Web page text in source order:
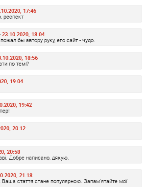
17:46
респект
23.10.2020, 18:04
бы автору руку, его сайт - чудо.
18:56
по темі?
19:04
19:42
20:12
20:58
Добре написано, дякую.
21:18
стаття стане популярною. Запам'ятайте мої